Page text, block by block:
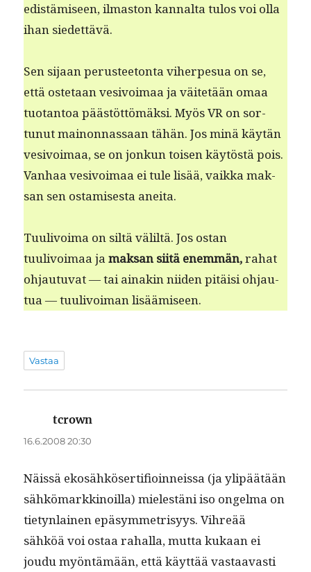
edis­tämiseen, ilmas­ton kannal­ta tulos voi olla
ihan siedettävä.
Sen sijaan perus­tee­ton­ta viher­pe­sua on se,
että oste­taan vesivoimaa ja väitetään omaa
tuotan­toa päästöt­tömäk­si. Myös VR on sor­
tunut main­on­nas­saan tähän. Jos minä käytän
vesivoimaa, se on jonkun toisen käytöstä pois.
Van­haa vesivoimaa ei tule lisää, vaik­ka mak­
san sen ostamis­es­ta aneita.
Tuulivoima on siltä väliltä. Jos ostan
tuulivoimaa jamak­san siitä enem­män,rahat
ohjau­tu­vat — tai ainakin niiden pitäisi ohjau­
tua — tuulivoiman lisäämiseen.
Vastaa
tcrown
16.6.2008 20:30
Näis­sä ekosähköser­ti­fioin­neis­sa (ja ylipäätään
sähkö­markki­noil­la) mielestäni iso ongel­ma on
tietyn­lainen epäsym­metrisyys. Vihreää
sähköä voi ostaa rahal­la, mut­ta kukaan ei
joudu myön­tämään, että käyt­tää vas­taavasti